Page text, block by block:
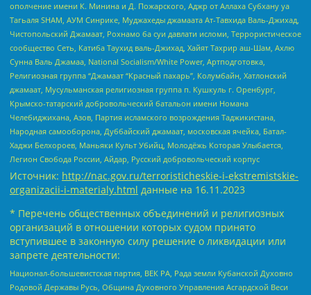
ополчение имени К. Минина и Д. Пожарского, Аджр от Аллаха Субхану уа
Тагьаля SHAM, АУМ Синрике, Муджахеды джамаата Ат-Тавхида Валь-Джихад,
Чистопольский Джамаат, Рохнамо ба суи давлати исломи, Террористическое
сообщество Сеть, Катиба Таухид валь-Джихад, Хайят Тахрир аш-Шам, Ахлю
Сунна Валь Джамаа, National Socialism/White Power, Артподготовка,
Религиозная группа “Джамаат “Красный пахарь”, Колумбайн, Хатлонский
джамаат, Мусульманская религиозная группа п. Кушкуль г. Оренбург,
Крымско-татарский добровольческий батальон имени Номана
Челебиджихана, Азов, Партия исламского возрождения Таджикистана,
Народная самооборона, Дуббайский джамаат, московская ячейка, Батал-
Хаджи Белхороев, Маньяки Культ Убийц, Молодёжь Которая Улыбается,
Легион Свобода России, Айдар, Русский добровольческий корпус
Источник: http://nac.gov.ru/terroristicheskie-i-ekstremistskie-
organizacii-i-materialy.html данные на 16.11.2023
* Перечень общественных объединений и религиозных
организаций в отношении которых судом принято
вступившее в законную силу решение о ликвидации или
запрете деятельности:
Национал-большевистская партия, ВЕК РА, Рада земли Кубанской Духовно
Родовой Державы Русь, Община Духовного Управления Асгардской Веси